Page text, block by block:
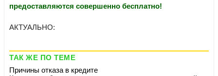
предоставляются совершенно бесплатно!
АКТУАЛЬНО:
ТАК ЖЕ ПО ТЕМЕ
Причины отказа в кредите